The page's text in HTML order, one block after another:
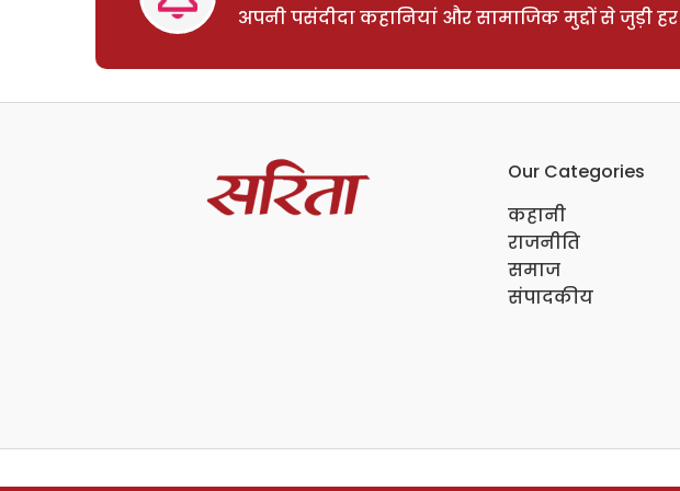
अपनी पसंदीदा कहानियां और सामाजिक मुद्दों से जुड़ी
Our Categories
कहानी
राजनीति
समाज
संपादकीय